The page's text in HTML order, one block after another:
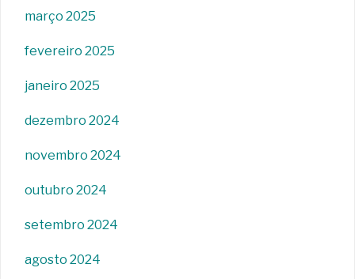
março 2025
fevereiro 2025
janeiro 2025
dezembro 2024
novembro 2024
outubro 2024
setembro 2024
agosto 2024